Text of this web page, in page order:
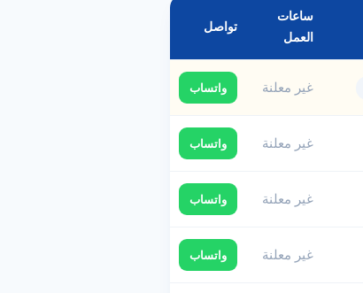
ساعات
العمل
تواصل
غير معلنة واتساب
غير معلنة واتساب
غير معلنة واتساب
غير معلنة واتساب